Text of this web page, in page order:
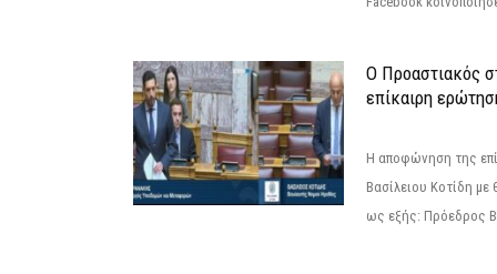
Ο Προαστιακός
επίκαιρη
Η αποφώνηση της
Βασίλειου Κοτίδη με
ως εξής: Πρόεδρος